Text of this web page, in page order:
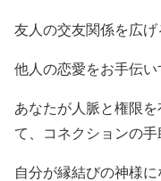
友人の交友関係を広げ
他人の恋愛をお手伝い
あなたが人脈と権限
て、コネクションの手
自分が縁結びの神様